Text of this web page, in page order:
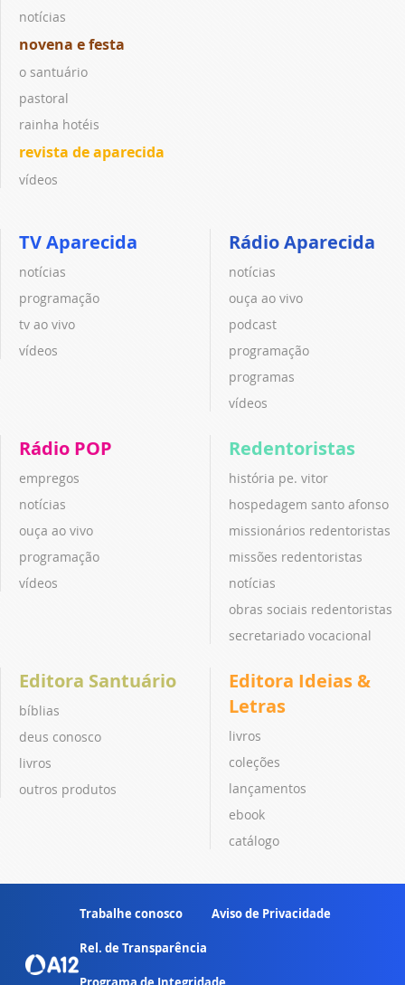
notícias
novena e festa
o santuário
pastoral
rainha hotéis
revista de aparecida
vídeos
TV Aparecida
notícias
programação
tv ao vivo
vídeos
Rádio Aparecida
notícias
ouça ao vivo
podcast
programação
programas
vídeos
Rádio POP
empregos
notícias
ouça ao vivo
programação
vídeos
Redentoristas
história pe. vitor
hospedagem santo afonso
missionários redentoristas
missões redentoristas
notícias
obras sociais redentoristas
secretariado vocacional
Editora Santuário
bíblias
deus conosco
livros
outros produtos
Editora Ideias &
Letras
livros
coleções
lançamentos
ebook
catálogo
Trabalhe conosco Aviso de Privacidade
Rel. de Transparência